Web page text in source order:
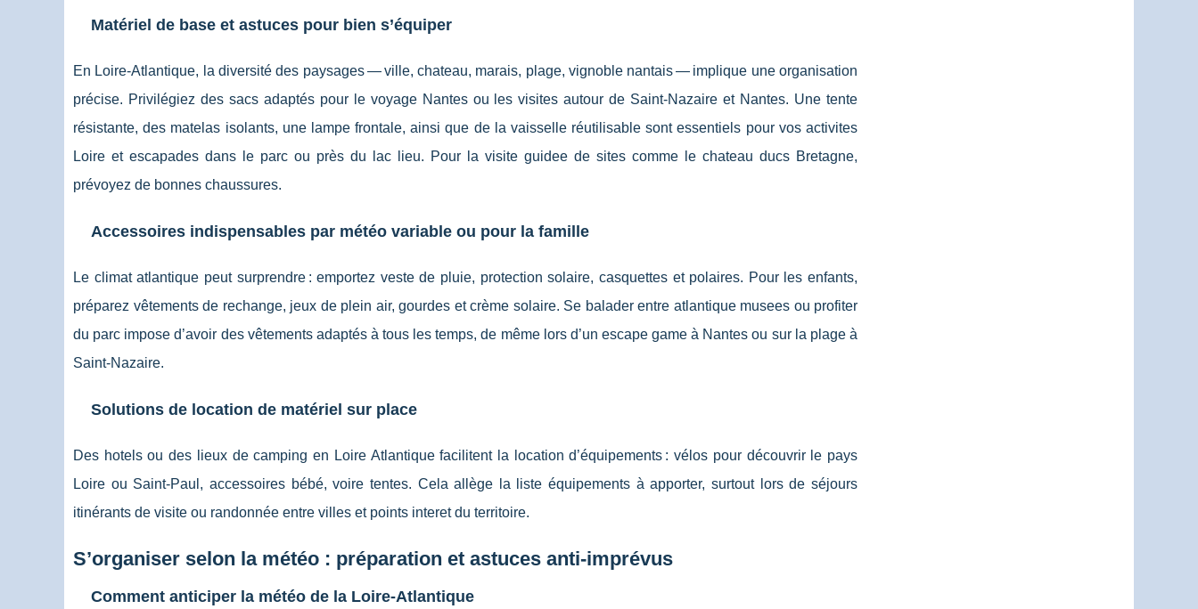
Matériel de base et astuces pour bien s’équiper
En Loire-Atlantique, la diversité des paysages — ville, chateau, marais, plage, vignoble nantais — implique une organisation
précise. Privilégiez des sacs adaptés pour le voyage Nantes ou les visites autour de Saint-Nazaire et Nantes. Une tente
résistante, des matelas isolants, une lampe frontale, ainsi que de la vaisselle réutilisable sont essentiels pour vos activites
Loire et escapades dans le parc ou près du lac lieu. Pour la visite guidee de sites comme le chateau ducs Bretagne,
prévoyez de bonnes chaussures.
Accessoires indispensables par météo variable ou pour la famille
Le climat atlantique peut surprendre : emportez veste de pluie, protection solaire, casquettes et polaires. Pour les enfants,
préparez vêtements de rechange, jeux de plein air, gourdes et crème solaire. Se balader entre atlantique musees ou profiter
du parc impose d’avoir des vêtements adaptés à tous les temps, de même lors d’un escape game à Nantes ou sur la plage à
Saint-Nazaire.
Solutions de location de matériel sur place
Des hotels ou des lieux de camping en Loire Atlantique facilitent la location d’équipements : vélos pour découvrir le pays
Loire ou Saint-Paul, accessoires bébé, voire tentes. Cela allège la liste équipements à apporter, surtout lors de séjours
itinérants de visite ou randonnée entre villes et points interet du territoire.
S’organiser selon la météo : préparation et astuces anti-imprévus
Comment anticiper la météo de la Loire-Atlantique